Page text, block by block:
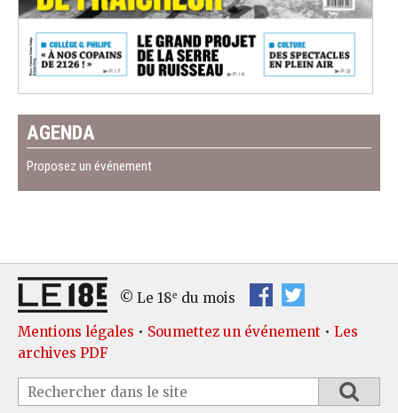
AGENDA
Proposez un événement
© Le 18e du mois
Mentions légales • Soumettez un événement • Les
archives PDF